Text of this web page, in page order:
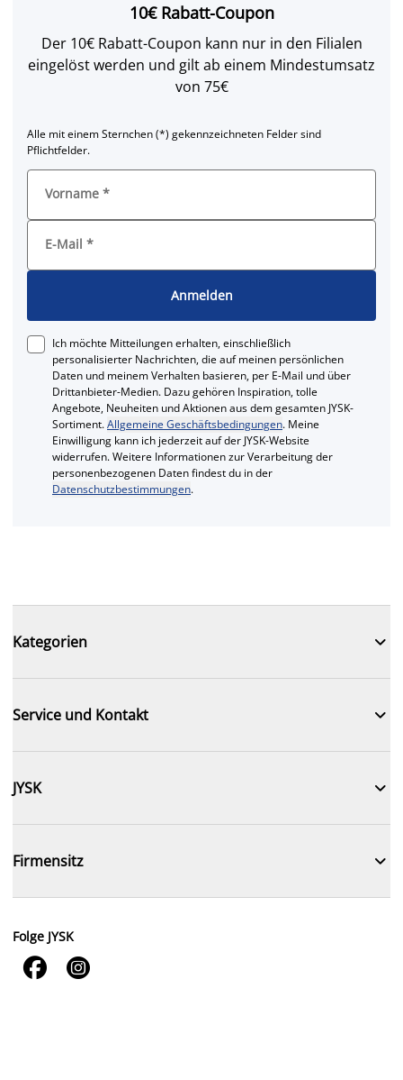
10€ Rabatt-Coupon
Der 10€ Rabatt-Coupon kann nur in den Filialen
eingelöst werden und gilt ab einem Mindestumsatz
von 75€
Alle mit einem Sternchen (*) gekennzeichneten Felder sind
Pflichtfelder.
Vorname *
E-Mail *
Anmelden
Ich möchte Mitteilungen erhalten, einschließlich
personalisierter Nachrichten, die auf meinen persönlichen
Daten und meinem Verhalten basieren, per E-Mail und über
Drittanbieter-Medien. Dazu gehören Inspiration, tolle
Angebote, Neuheiten und Aktionen aus dem gesamten JYSK-
Sortiment.Allgemeine Geschäftsbedingungen. Meine
Einwilligung kann ich jederzeit auf der JYSK-Website
widerrufen. Weitere Informationen zur Verarbeitung der
personenbezogenen Daten findest du in der
Datenschutzbestimmungen.
Kategorien 
Service und Kontakt 
JYSK 
Firmensitz 
Folge JYSK
 